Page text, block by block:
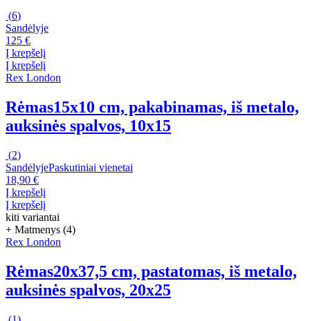
(6)
Sandėlyje
125 €
Į krepšelį
Į krepšelį
Rex London
Rėmas15x10 cm, pakabinamas, iš metalo,
auksinės spalvos, 10x15
(2)
SandėlyjePaskutiniai vienetai
18,90 €
Į krepšelį
Į krepšelį
kiti variantai
+ Matmenys (4)
Rex London
Rėmas20x37,5 cm, pastatomas, iš metalo,
auksinės spalvos, 20x25